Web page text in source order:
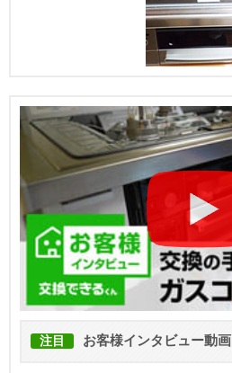
注目 お客様インタビュー動画